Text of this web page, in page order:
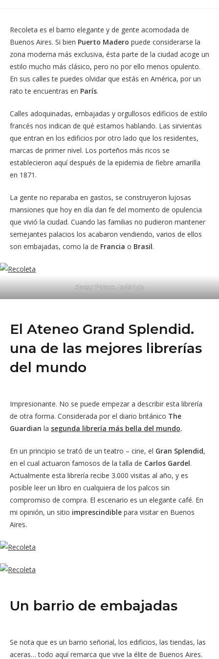
Recoleta es el barrio elegante y de gente acomodada de
Buenos Aires. Si bien Puerto Madero puede considerarse la
zona moderna más exclusiva, ésta parte de la ciudad acoge un
estilo mucho más clásico, pero no por ello menos opulento.
En sus calles te puedes olvidar que estás en América, por un
rato te encuentras en París.
Calles adoquinadas, embajadas y orgullosos edificios de estilo
francés nos indican de qué estamos hablando. Las sirvientas
que entran en los edificios por otro lado que los residentes,
marcas de primer nivel. Los porteños más ricos se
establecieron aquí después de la epidemia de fiebre amarilla
en 1871.
La gente no reparaba en gastos, se construyeron lujosas
mansiones que hoy en día dan fe del momento de opulencia
que vivió la ciudad. Cuando las familias no pudieron mantener
semejantes palacios los acabaron vendiendo, varios de ellos
son embajadas, como la de Francia o Brasil.
Alvear Palace, todo lujo
El Ateneo Grand Splendid.
una de las mejores librerías
del mundo
Impresionante. No se puede empezar a describir esta librería
de otra forma. Considerada por el diario británico The
Guardian la segunda librería más bella del mundo.
En un principio se trató de un teatro – cine, el Gran Splendid,
en el cual actuaron famosos de la talla de Carlos Gardel.
Actualmente esta librería recibe 3.000 visitas al año, y es
posible leer un libro en cualquiera de los palcos sin
compromiso de compra. El escenario es un elegante café. En
mi opinión, un sitio imprescindible para visitar en Buenos
Aires.
Un barrio de embajadas
Se nota que es un barrio señorial, los edificios, las tiendas, las
aceras… todo aquí remarca que vive la élite de Buenos Aires.